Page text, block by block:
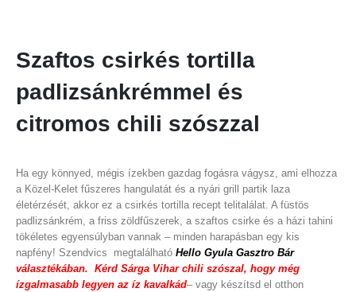
Szaftos csirkés tortilla
padlizsánkrémmel és
citromos chili szószzal
Ha egy könnyed, mégis ízekben gazdag fogásra vágysz, ami elhozza
a Közel-Kelet fűszeres hangulatát és a nyári grill partik laza
életérzését, akkor ez a csirkés tortilla recept telitalálat. A füstös
padlizsánkrém, a friss zöldfűszerek, a szaftos csirke és a házi tahini
tökéletes egyensúlyban vannak – minden harapásban egy kis
napfény! Szendvics megtalálható Hello Gyula Gasztro Bár
választékában. Kérd Sárga Vihar chili szószal, hogy még
ízgalmasabb legyen az íz kavalkád– vagy készítsd el otthon